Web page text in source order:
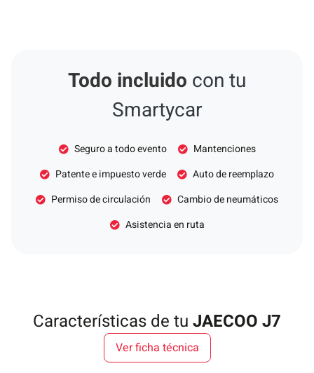
Todo incluido con tu
Smartycar
Seguro a todo evento
Mantenciones
Patente e impuesto verde
Auto de reemplazo
Permiso de circulación
Cambio de neumáticos
Asistencia en ruta
Características de tu JAECOO J7
Ver ficha técnica